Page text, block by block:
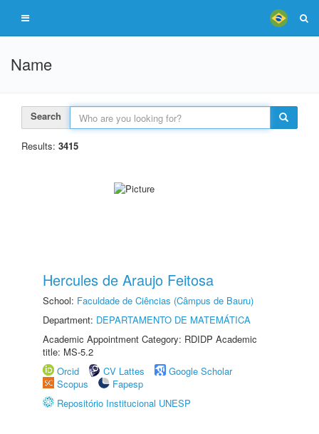
Name
Search
Results: 3415
Hercules de Araujo Feitosa
School: Faculdade de Ciências (Câmpus de Bauru)
Department: DEPARTAMENTO DE MATEMÁTICA
Academic Appointment Category: RDIDP Academic
title: MS-5.2
Orcid
CV Lattes
Google Scholar
Scopus
Fapesp
Repositório Institucional UNESP